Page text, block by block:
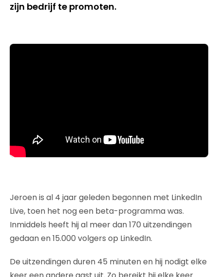
zijn bedrijf te promoten.
Jeroen is al 4 jaar geleden begonnen met LinkedIn
Live, toen het nog een beta-programma was.
Inmiddels heeft hij al meer dan 170 uitzendingen
gedaan en 15.000 volgers op LinkedIn.
De uitzendingen duren 45 minuten en hij nodigt elke